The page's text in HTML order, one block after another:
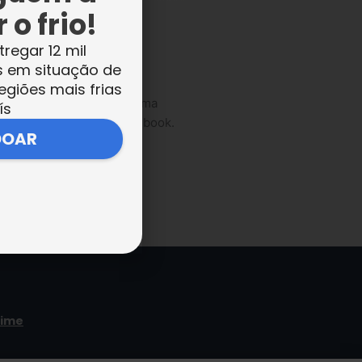
ou fazendo uma
no Instagram e no Facebook.
o frio!
12 mil
em situação de
mais frias